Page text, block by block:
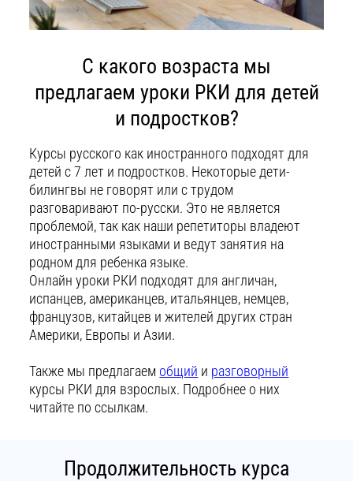
С какого возраста мы
предлагаем уроки РКИ для детей
и подростков?
Курсы русского как иностранного подходят для
детей с 7 лет и подростков. Некоторые дети-
билингвы не говорят или с трудом
разговаривают по-русски. Это не является
проблемой, так как наши репетиторы владеют
иностранными языками и ведут занятия на
родном для ребенка языке.
Онлайн уроки РКИ подходят для англичан,
испанцев, американцев, итальянцев, немцев,
французов, китайцев и жителей других стран
Америки, Европы и Азии.
Также мы предлагаем общий и разговорный
курсы РКИ для взрослых. Подробнее о них
читайте по ссылкам.
Продолжительность курса